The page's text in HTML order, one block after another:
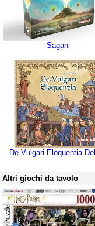
Sagani
De Vulgari Eloquentia
Altri giochi da tavolo